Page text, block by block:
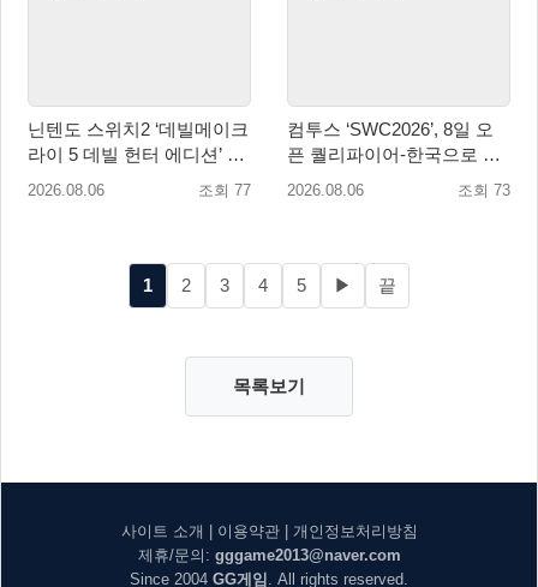
닌텐도 스위치2 ‘데빌메이크
라이 5 데빌 헌터 에디션’ 패
키지 제품 8월 7일 예약판매
2026.08.06 조회 77
컴투스 ‘SWC2026’, 8일 오
픈 퀄리파이어-한국으로 시
즌 개막!
2026.08.06 조회 73
1 2 3 4 5 ▶ 끝
목록보기
사이트 소개 | 이용약관| 개인정보처리방침
제휴/문의: gggame2013@naver.com
Since 2004 GG게임 . All rights reserved.